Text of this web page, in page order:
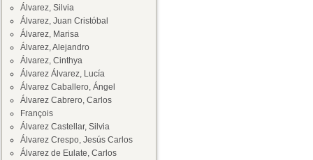
Álvarez, Silvia
Álvarez, Juan Cristóbal
Álvarez, Marisa
Álvarez, Alejandro
Álvarez, Cinthya
Álvarez Álvarez, Lucía
Álvarez Caballero, Ángel
Álvarez Cabrero, Carlos
François
Álvarez Castellar, Silvia
Álvarez Crespo, Jesús Carlos
Álvarez de Eulate, Carlos